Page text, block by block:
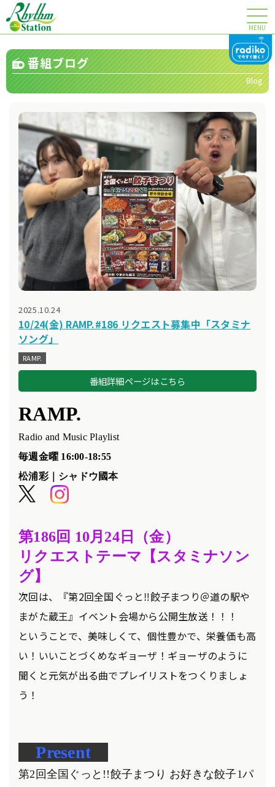
MENU
番組ブログ
Blog
2025.10.24
10/24(金) RAMP.#186 リクエスト募集中「スタミナ
ソング」
RAMP.
番組詳細ページはこちら
RAMP.
Radio and Music Playlist
毎週金曜 16:00-18:55
松浦彩｜シャドウ國本
第186回 10月24日（金）
リクエスト テーマ【スタミナソン
グ】
次回は、『第2回全国ぐっと‼餃子まつり＠道の駅や
まがた蔵王』イベント会場から公開生放送！！！
ということで、美味しくて、個性豊かで、栄養価も高
い！いいことづくめなギョーザ！ギョーザのように
聞くと元気が出る曲でプレイリストをつくりましょ
う！
Present
第2回全国ぐっと!!餃子まつり お好きな餃子1パ